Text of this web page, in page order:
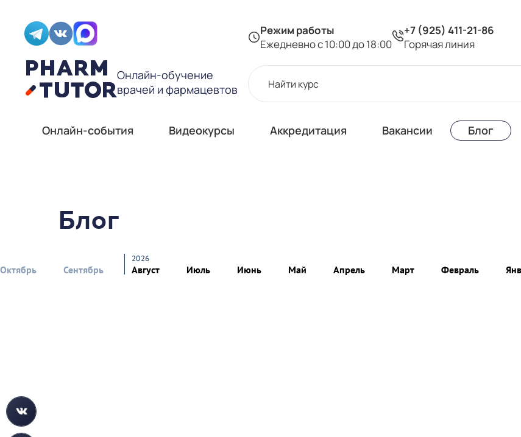
Онлайн-обучение
врачей и фармацевтов
Режим работы
Ежедневно с 10:00 до 18:00
+7 (925) 411-21-86
Горячая линия
Онлайн-события Видеокурсы Аккредитация Вакансии Блог
Блог
Октябрь Сентябрь
2026
Август Июль Июнь Май Апрель Март Февраль